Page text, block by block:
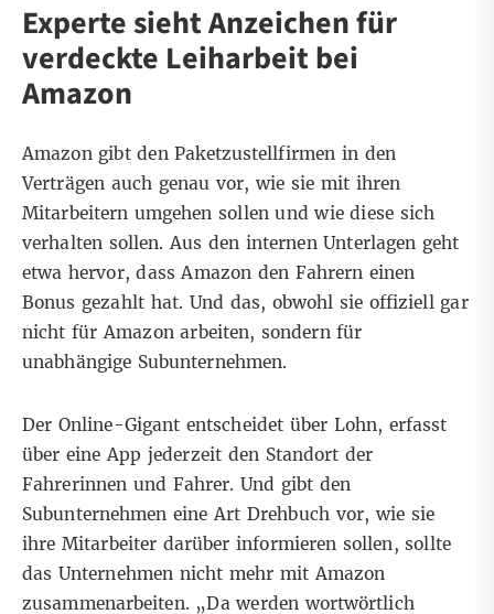
Experte sieht Anzeichen für
verdeckte Leiharbeit bei
Amazon
Amazon gibt den Paketzustellfirmen in den
Verträgen auch genau vor, wie sie mit ihren
Mitarbeitern umgehen sollen und wie diese sich
verhalten sollen. Aus den internen Unterlagen geht
etwa hervor, dass Amazon den Fahrern einen
Bonus gezahlt hat. Und das, obwohl sie offiziell gar
nicht für Amazon arbeiten, sondern für
unabhängige Subunternehmen.
Der Online-Gigant entscheidet über Lohn, erfasst
über eine App jederzeit den Standort der
Fahrerinnen und Fahrer. Und gibt den
Subunternehmen eine Art Drehbuch vor, wie sie
ihre Mitarbeiter darüber informieren sollen, sollte
das Unternehmen nicht mehr mit Amazon
zusammenarbeiten. „Da werden wortwörtlich